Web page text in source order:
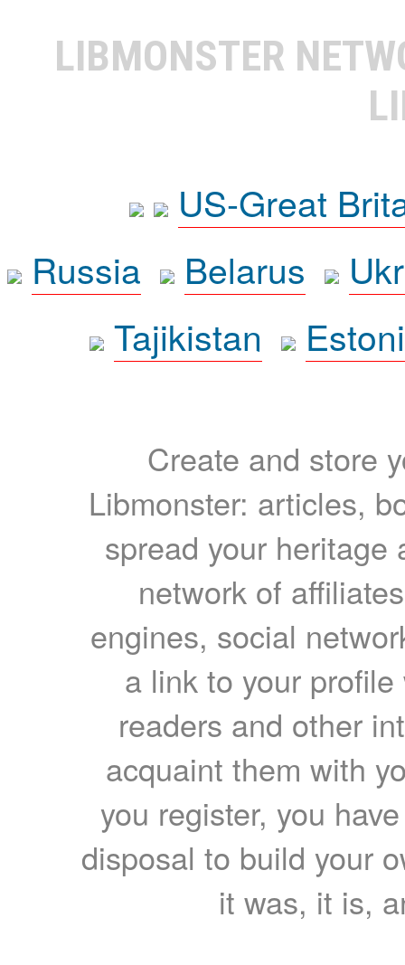
LIBMONSTER
US-Great
Russia
Belarus
Tajikistan
Create and store
Libmonster: articles,
spread your heritage
network of
engines, social
a link to your
readers and other
acquaint them with
you register, you
disposal to build your
it was, it is,